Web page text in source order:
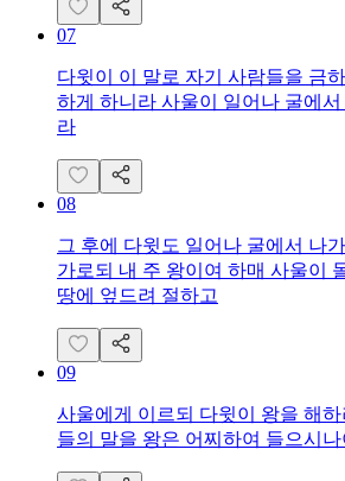
07
다윗이 이 말로 자기 사람들을 금
하게 하니라 사울이 일어나 굴에서
라
08
그 후에 다윗도 일어나 굴에서 나
가로되 내 주 왕이여 하매 사울이
땅에 엎드려 절하고
09
사울에게 이르되 다윗이 왕을 해
들의 말을 왕은 어찌하여 들으시